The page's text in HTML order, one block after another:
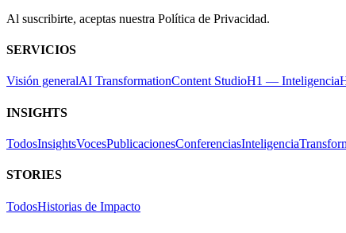
Al suscribirte, aceptas nuestra Política de Privacidad.
SERVICIOS
Visión generalAI TransformationContent StudioH1 — Inteligencia
INSIGHTS
TodosInsightsVocesPublicacionesConferenciasInteligencia
STORIES
TodosHistorias de Impacto